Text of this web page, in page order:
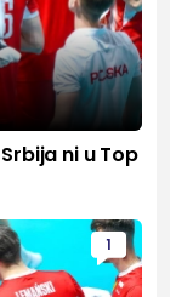
ni u Top
1